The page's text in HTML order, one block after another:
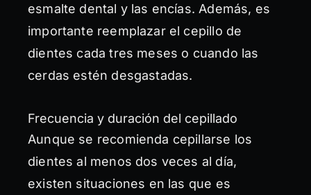
esmalte dental y las encías. Además, es
importante reemplazar el cepillo de
dientes cada tres meses o cuando las
cerdas estén desgastadas.
Frecuencia y duración del cepillado
Aunque se recomienda cepillarse los
dientes al menos dos veces al día,
existen situaciones en las que es